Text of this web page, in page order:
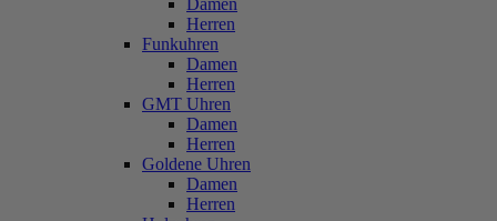
Damen
Herren
Funkuhren
Damen
Herren
GMT Uhren
Damen
Herren
Goldene Uhren
Damen
Herren